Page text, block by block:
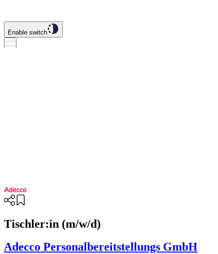
Enable switch
Tischler:in (m/w/d)
Adecco Personalbereitstellungs GmbH